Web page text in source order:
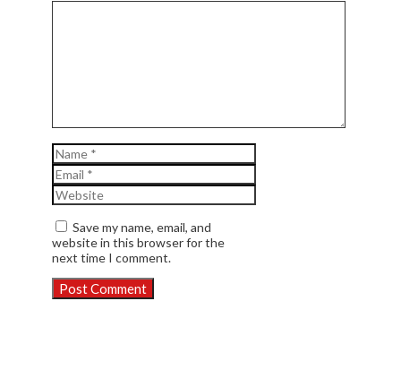
Name
Email
Website
Save my name, email, and
website in this browser for the
next time I comment.